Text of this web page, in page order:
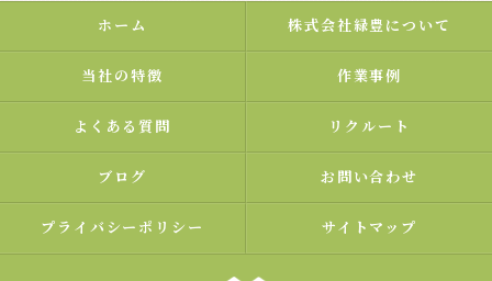
ホーム 株式会社緑豊について
当社の特徴 作業事例
よくある質問 リクルート
ブログ お問い合わせ
プライバシーポリシー サイトマップ